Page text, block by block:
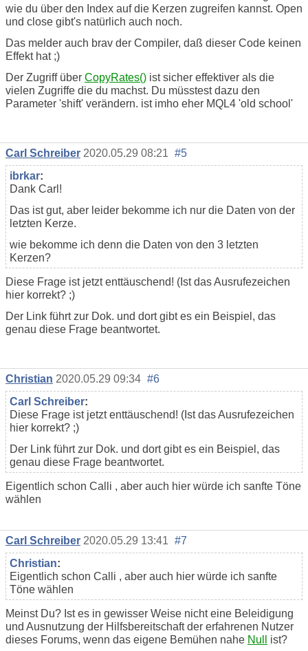
wie du über den Index auf die Kerzen zugreifen kannst. Open
und close gibt's natürlich auch noch.
Das melder auch brav der Compiler, daß dieser Code keinen
Effekt hat ;)
Der Zugriff über CopyRates() ist sicher effektiver als die
vielen Zugriffe die du machst. Du müsstest dazu den
Parameter 'shift' verändern. ist imho eher MQL4 'old school'
Carl Schreiber 2020.05.29 08:21 #5
ibrkar:
Dank Carl!
Das ist gut, aber leider bekomme ich nur die Daten von der
letzten Kerze.
wie bekomme ich denn die Daten von den 3 letzten
Kerzen?
Diese Frage ist jetzt enttäuschend! (Ist das Ausrufezeichen
hier korrekt? ;)
Der Link führt zur Dok. und dort gibt es ein Beispiel, das
genau diese Frage beantwortet.
Christian 2020.05.29 09:34 #6
Carl Schreiber:
Diese Frage ist jetzt enttäuschend! (Ist das Ausrufezeichen
hier korrekt? ;)
Der Link führt zur Dok. und dort gibt es ein Beispiel, das
genau diese Frage beantwortet.
Eigentlich schon Calli , aber auch hier würde ich sanfte Töne
wählen
Carl Schreiber 2020.05.29 13:41 #7
Christian:
Eigentlich schon Calli , aber auch hier würde ich sanfte
Töne wählen
Meinst Du? Ist es in gewisser Weise nicht eine Beleidigung
und Ausnutzung der Hilfsbereitschaft der erfahrenen Nutzer
dieses Forums, wenn das eigene Bemühen nahe Null
ist?